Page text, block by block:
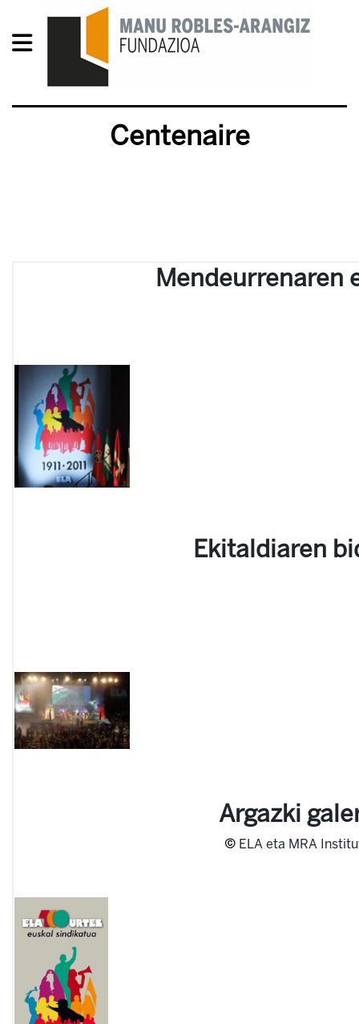
Centenaire
Mendeurrenaren
Ekitaldiaren
Argazki
© ELA eta MRA